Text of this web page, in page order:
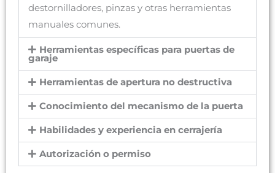
destornilladores, pinzas y otras herramientas
manuales comunes.
Herramientas específicas para puertas de
garaje
Herramientas de apertura no destructiva
Conocimiento del mecanismo de la puerta
Habilidades y experiencia en cerrajería
Autorización o permiso